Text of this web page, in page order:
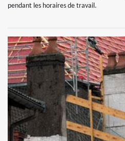
pendant les horaires de travail.